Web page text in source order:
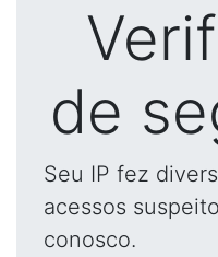
de
Seu IP fez
acessos
conosco.